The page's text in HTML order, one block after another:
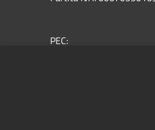
PEC: